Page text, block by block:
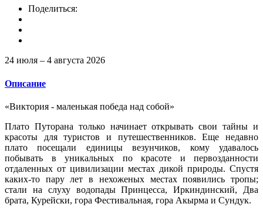
Поделиться:
24 июля – 4 августа 2026
Описание
«Виктория - маленькая победа над собой»
Плато Путорана только начинает открывать свои тайны и
красоты для туристов и путешественников. Еще недавно
плато посещали единицы везунчиков, кому удавалось
побывать в уникальных по красоте и первозданности
отдаленных от цивилизации местах дикой природы. Спустя
каких-то пару лет в нехоженых местах появились тропы;
стали на слуху водопады Принцесса, Иркиндинский, Два
брата, Курейски, гора Фестивальная, гора Акырма и Сундук.